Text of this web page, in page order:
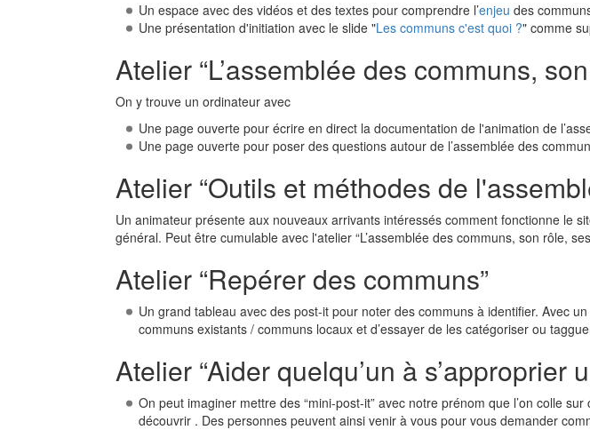
Un espace avec des vidéos et des textes pour comprendre l’enjeu des
Une présentation d'initiation avec le slide "Les communs c'est quoi ?" comme
Atelier “L’assemblée des communs,
On y trouve un ordinateur avec
Une page ouverte pour écrire en direct la documentation de l'animation de
Une page ouverte pour poser des questions autour de l’assemblée des
Atelier “Outils et méthodes de
Un animateur présente aux nouveaux arrivants intéressés comment fonctionne le
général. Peut être cumulable avec l'atelier “L’assemblée des communs, son rôle,
Atelier “Repérer des communs”
Un grand tableau avec des post-it pour noter des communs à identifier. Avec
communs existants / communs locaux et d’essayer de les catégoriser ou
Atelier “Aider quelqu’un à s’approprier
On peut imaginer mettre des “mini-post-it” avec notre prénom que l’on colle
découvrir . Des personnes peuvent ainsi venir à vous pour vous demander